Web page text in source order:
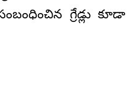
గ్రేడ్లు కూడా